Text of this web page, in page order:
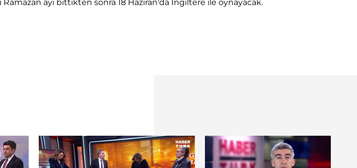
Ramazan ayı bittikten sonra 18 Haziran'da İngiltere ile oynayacak.